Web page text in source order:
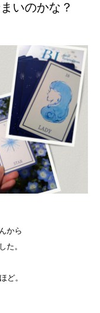
いのかな？
から
た。
ど。